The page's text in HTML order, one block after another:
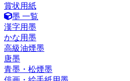
賞状用紙
墨 一覧
漢字用墨
かな用墨
高級油煙墨
唐墨
青墨・松煙墨